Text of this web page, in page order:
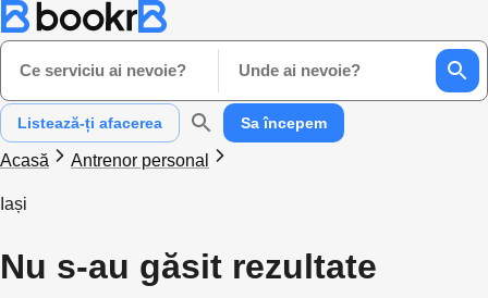
Ce serviciu ai nevoie? Unde ai nevoie?
Listează-ți afacerea Sa începem
Acasă Antrenor personal
Iași
Nu s-au găsit rezultate